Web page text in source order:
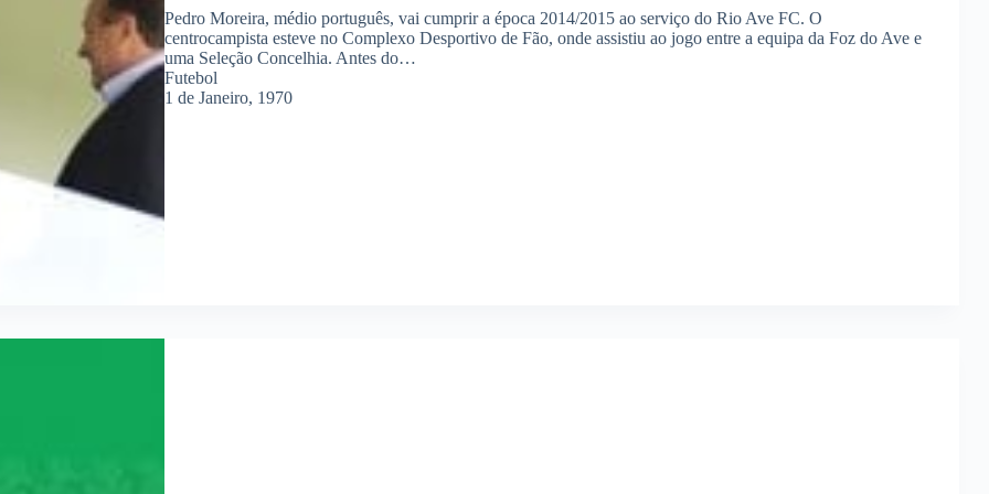
Pedro Moreira, médio português, vai cumprir a época 2014/2015 ao serviço do Rio Ave FC. O
centrocampista esteve no Complexo Desportivo de Fão, onde assistiu ao jogo entre a equipa da Foz do Ave e
uma Seleção Concelhia. Antes do…
Futebol
1 de Janeiro, 1970